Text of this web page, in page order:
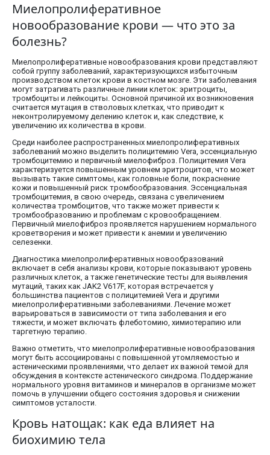
Миелопролиферативное
новообразование крови — что это за
болезнь?
Миелопролиферативные новообразования крови представляют
собой группу заболеваний, характеризующихся избыточным
производством клеток крови в костном мозге. Эти заболевания
могут затрагивать различные линии клеток: эритроциты,
тромбоциты и лейкоциты. Основной причиной их возникновения
считается мутация в стволовых клетках, что приводит к
неконтролируемому делению клеток и, как следствие, к
увеличению их количества в крови.
Среди наиболее распространенных миелопролиферативных
заболеваний можно выделить полицитемию Vera, эссенциальную
тромбоцитемию и первичный миелофиброз. Полицитемия Vera
характеризуется повышенным уровнем эритроцитов, что может
вызывать такие симптомы, как головные боли, покраснение
кожи и повышенный риск тромбообразования. Эссенциальная
тромбоцитемия, в свою очередь, связана с увеличением
количества тромбоцитов, что также может привести к
тромбообразованию и проблемам с кровообращением.
Первичный миелофиброз проявляется нарушением нормального
кроветворения и может привести к анемии и увеличению
селезенки.
Диагностика миелопролиферативных новообразований
включает в себя анализы крови, которые показывают уровень
различных клеток, а также генетические тесты для выявления
мутаций, таких как JAK2 V617F, которая встречается у
большинства пациентов с полицитемией Vera и другими
миелопролиферативными заболеваниями. Лечение может
варьироваться в зависимости от типа заболевания и его
тяжести, и может включать флеботомию, химиотерапию или
таргетную терапию.
Важно отметить, что миелопролиферативные новообразования
могут быть ассоциированы с повышенной утомляемостью и
астеническими проявлениями, что делает их важной темой для
обсуждения в контексте астенического синдрома. Поддержание
нормального уровня витаминов и минералов в организме может
помочь в улучшении общего состояния здоровья и снижении
симптомов усталости.
Кровь натощак: как еда влияет на
биохимию тела